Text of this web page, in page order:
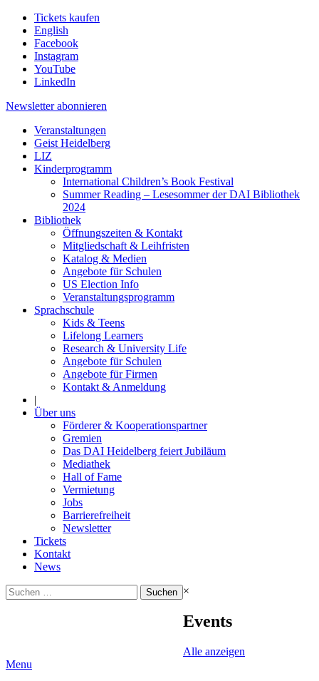
Tickets kaufen
English
Facebook
Instagram
YouTube
LinkedIn
Newsletter abonnieren
Veranstaltungen
Geist Heidelberg
LIZ
Kinderprogramm
International Children’s Book Festival
Summer Reading – Lesesommer der DAI Bibliothek
2024
Bibliothek
Öffnungszeiten & Kontakt
Mitgliedschaft & Leihfristen
Katalog & Medien
Angebote für Schulen
US Election Info
Veranstaltungsprogramm
Sprachschule
Kids & Teens
Lifelong Learners
Research & University Life
Angebote für Schulen
Angebote für Firmen
Kontakt & Anmeldung
|
Über uns
Förderer & Kooperationspartner
Gremien
Das DAI Heidelberg feiert Jubiläum
Mediathek
Hall of Fame
Vermietung
Jobs
Barrierefreiheit
Newsletter
Tickets
Kontakt
News
Suchen
nach:
×
Events
Alle anzeigen
Menu